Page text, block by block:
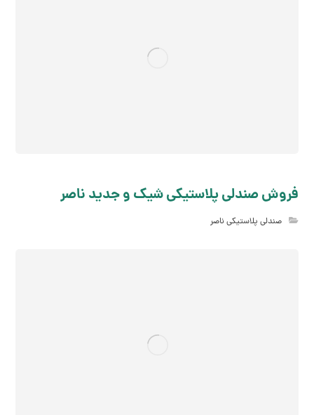
فروش صندلی پلاستیکی شیک و جدید ناصر
صندلی پلاستیکی ناصر